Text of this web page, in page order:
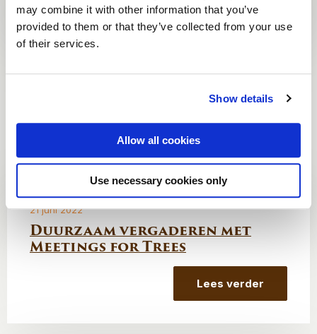
may combine it with other information that you’ve
provided to them or that they’ve collected from your use
of their services.
Show details
Allow all cookies
Use necessary cookies only
via
Facebook
via
Twitter
via
LinkedIn
via
e-
naar
klembord
Ook interessant voor
21 juni 2022
Duurzaam vergaderen met
Meetings for Trees
Lees verder